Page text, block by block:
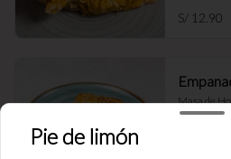
S/ 12.90
Masa de
Pie de limón